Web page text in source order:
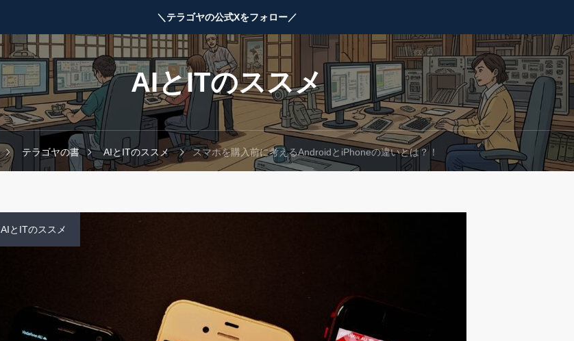
＼テラゴヤの公式Xをフォロー／
AIとITのススメ
テラゴヤの書 AIとITのススメ スマホを購入前に考えるAndroidとiPhoneの違いとは？！
AIとITのススメ